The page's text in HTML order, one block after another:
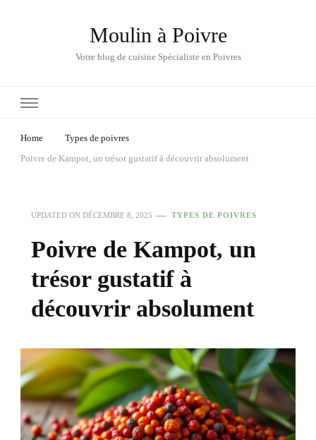
Moulin à Poivre
Votre blog de cuisine Spécialiste en Poivres
Home
Types de poivres
Poivre de Kampot, un trésor gustatif à découvrir absolument
UPDATED ON DÉCEMBRE 8, 2025 TYPES DE POIVRES
Poivre de Kampot, un
trésor gustatif à
découvrir absolument